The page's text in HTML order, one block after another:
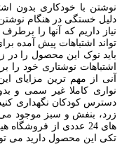
نوشتن با خودکاری بدون
دلیل خستگی در هنگام
نیاز داریم که آن­ها را
تواند اشتباهات پیش آمده
اشتباهات نوشتاری خود
آنی از مهم ترین مزایای
نواری کاملا غیر سمی و
دسترس کودکان نگهداری
زرد، بنفش و سبز موجود
های 24 عددی از
تکی این محصول دارید می